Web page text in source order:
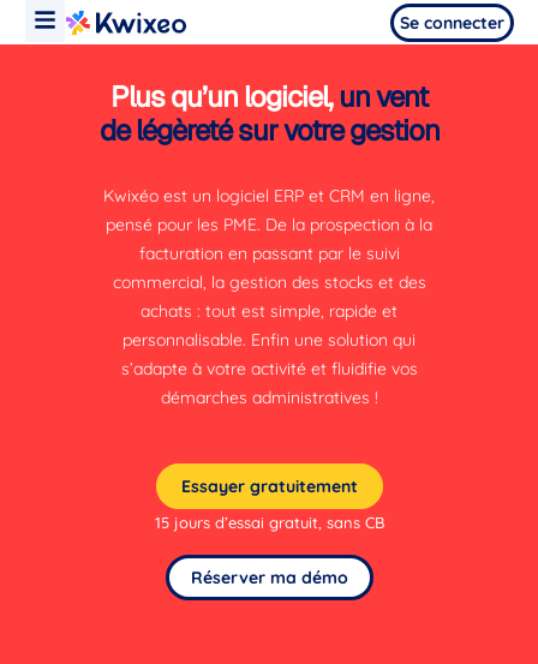
Se connecter
Plus qu’un logiciel, un vent
de légèreté sur votre gestion
Kwixéo est un logiciel ERP et CRM en ligne,
pensé pour les PME. De la prospection à la
facturation en passant par le suivi
commercial, la gestion des stocks et des
achats : tout est simple, rapide et
personnalisable. Enfin une solution qui
s’adapte à votre activité et fluidifie vos
démarches administratives !
Essayer gratuitement
15 jours d’essai gratuit, sans CB
Réserver ma démo